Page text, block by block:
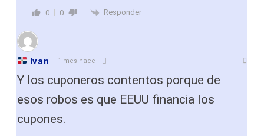
0 0 Responder
Ivan 1 mes hace
Y los cuponeros contentos porque de
esos robos es que EEUU financia los
cupones.